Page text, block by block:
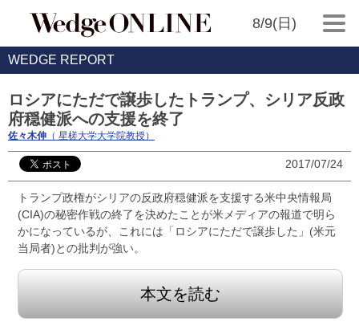
8/9(日)
WEDGE REPORT
ロシアにただで譲歩したトランプ、シリア反政
府穏健派への支援を終了
佐々木伸 （ 星槎大学大学院教授）
2017/07/24
トランプ政権がシリアの反政府穏健派を支援する米中央情報局
(CIA)の秘密作戦の終了を決めたことが米メディアの報道で明ら
かになっているが、これには「ロシアにただで譲歩した」(米元
当局者)との批判が強い。
本文を読む